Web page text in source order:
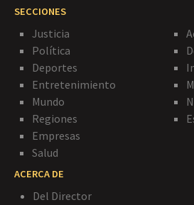
SECCIONES
Justicia
Política
Deportes
Entretenimiento
Mundo
Regiones
Empresas
Salud
ACERCA DE
Del Director